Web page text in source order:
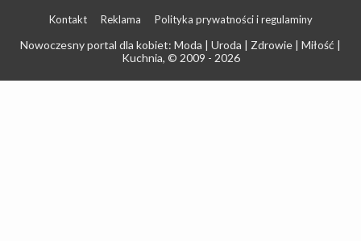
Kontakt Reklama Polityka prywatności i regulaminy
Nowoczesny portal dla kobiet: Moda | Uroda | Zdrowie | Miłość |
Kuchnia, © 2009 - 2026